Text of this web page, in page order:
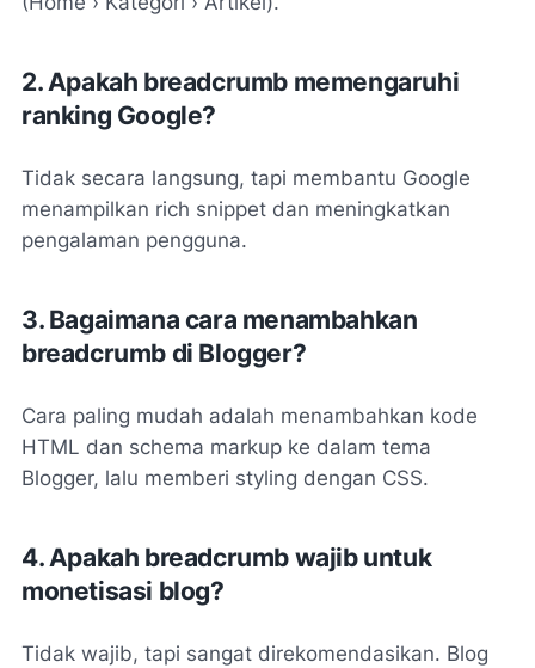
2. Apakah breadcrumb memengaruhi
ranking Google?
Tidak secara langsung, tapi membantu Google
menampilkan rich snippet dan meningkatkan
pengalaman pengguna.
3. Bagaimana cara menambahkan
breadcrumb di Blogger?
Cara paling mudah adalah menambahkan kode
HTML dan schema markup ke dalam tema
Blogger, lalu memberi styling dengan CSS.
4. Apakah breadcrumb wajib untuk
monetisasi blog?
Tidak wajib, tapi sangat direkomendasikan. Blog